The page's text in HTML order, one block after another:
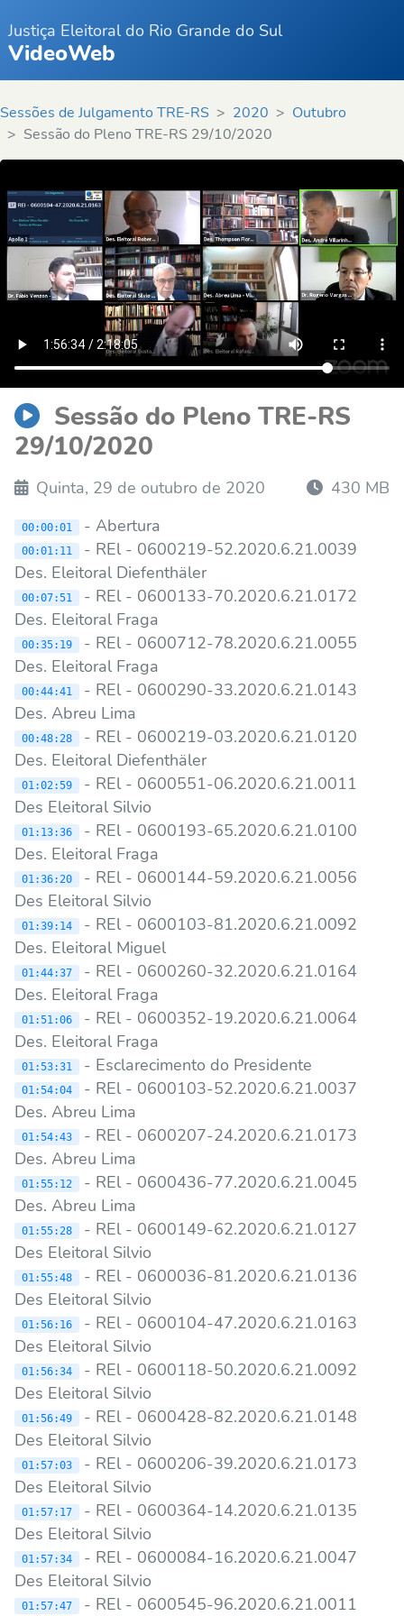
Justiça Eleitoral do Rio Grande do Sul
VideoWeb
Sessões de Julgamento TRE-RS 2020
Outubro
Sessão do Pleno TRE-RS 29/10/2020
Sessão do Pleno TRE-RS
29/10/2020
Quinta, 29 de outubro de 2020 430 MB
00:00:01 - Abertura
00:01:11
- REl - 0600219-52.2020.6.21.0039
Des. Eleitoral Diefenthäler
00:07:51
- REl - 0600133-70.2020.6.21.0172
Des. Eleitoral Fraga
00:35:19
- REl - 0600712-78.2020.6.21.0055
Des. Eleitoral Fraga
00:44:41
- REl - 0600290-33.2020.6.21.0143
Des. Abreu Lima
00:48:28
- REl - 0600219-03.2020.6.21.0120
Des. Eleitoral Diefenthäler
01:02:59
- REl - 0600551-06.2020.6.21.0011
Des Eleitoral Silvio
01:13:36
- REl - 0600193-65.2020.6.21.0100
Des. Eleitoral Fraga
01:36:20
- REl - 0600144-59.2020.6.21.0056
Des Eleitoral Silvio
01:39:14
- REl - 0600103-81.2020.6.21.0092
Des. Eleitoral Miguel
01:44:37
- REl - 0600260-32.2020.6.21.0164
Des. Eleitoral Fraga
01:51:06
- REl - 0600352-19.2020.6.21.0064
Des. Eleitoral Fraga
01:53:31 - Esclarecimento do Presidente
01:54:04
- REl - 0600103-52.2020.6.21.0037
Des. Abreu Lima
01:54:43
- REl - 0600207-24.2020.6.21.0173
Des. Abreu Lima
01:55:12
- REl - 0600436-77.2020.6.21.0045
Des. Abreu Lima
01:55:28
- REl - 0600149-62.2020.6.21.0127
Des Eleitoral Silvio
01:55:48
- REl - 0600036-81.2020.6.21.0136
Des Eleitoral Silvio
01:56:16
- REl - 0600104-47.2020.6.21.0163
Des Eleitoral Silvio
01:56:34
- REl - 0600118-50.2020.6.21.0092
Des Eleitoral Silvio
01:56:49
- REl - 0600428-82.2020.6.21.0148
Des Eleitoral Silvio
01:57:03
- REl - 0600206-39.2020.6.21.0173
Des Eleitoral Silvio
01:57:17
- REl - 0600364-14.2020.6.21.0135
Des Eleitoral Silvio
01:57:34
- REl - 0600084-16.2020.6.21.0047
Des Eleitoral Silvio
01:57:47 - REl - 0600545-96.2020.6.21.0011